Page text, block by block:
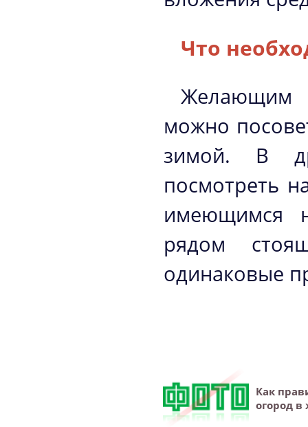
Что
Желающим
можно
зимой. В
посмотреть
имеющимся
рядом
одинаковые
Как
огород в